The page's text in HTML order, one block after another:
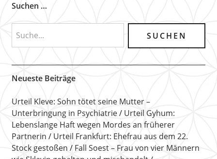
Suchen …
Neueste Beiträge
Urteil Kleve: Sohn tötet seine Mutter –
Unterbringung in Psychiatrie
Urteil Gyhum:
Lebenslange Haft wegen Mordes an früherer
Partnerin
Urteil Frankfurt: Ehefrau aus dem 22.
Stock gestoßen
Fall Soest – Frau von vier Männern